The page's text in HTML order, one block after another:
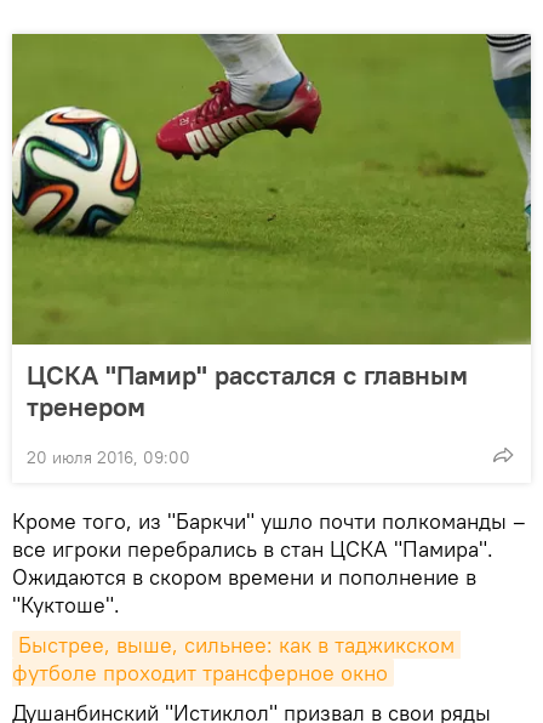
ЦСКА "Памир" расстался с главным
тренером
20 июля 2016, 09:00
Кроме того, из "Баркчи" ушло почти полкоманды –
все игроки перебрались в стан ЦСКА "Памира".
Ожидаются в скором времени и пополнение в
"Куктоше".
Быстрее, выше, сильнее: как в таджикском
футболе проходит трансферное окно
Душанбинский "Истиклол" призвал в свои ряды